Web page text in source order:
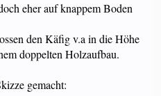
eher auf knappem Boden
den Käfig v.a in die Höhe
doppelten Holzaufbau.
gemacht: